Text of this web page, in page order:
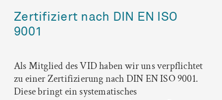
Zertifiziert nach DIN EN ISO
9001
Als Mitglied des VID haben wir uns verpflichtet
zu einer Zertifizierung nach DIN EN ISO 9001.
Diese bringt ein systematisches